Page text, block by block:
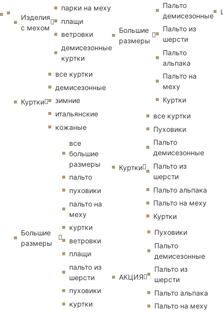
Изделия
с мехом
парки на меху
плащи
ветровки
демисезонные
куртки
Куртки
все куртки
демисезонные
зимние
итальянские
кожаные
Большие
размеры
все
большие
размеры
пальто
пуховики
пальто на
меху
куртки
ветровки
плащи
пальто из
шерсти
пуховики
куртки
Большие
размеры
Пальто
демисезонные
Пальто из
шерсти
Пальто
альпака
Пальто на
меху
Куртки
Куртки
все куртки
Пуховики
Пальто
демисезонные
Пальто из
шерсти
Пальто альпака
Пальто на меху
Куртки
АКЦИЯ
Пуховики
Пальто
демисезонные
Пальто из
шерсти
Пальто альпака
Пальто на меху